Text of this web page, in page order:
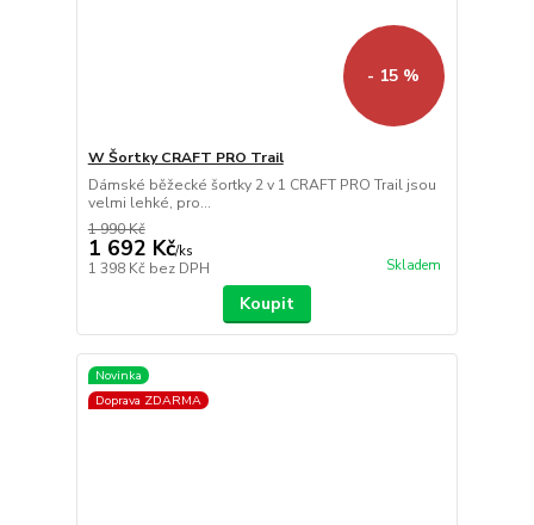
- 15 %
W Šortky CRAFT PRO Trail
Dámské běžecké šortky 2 v 1 CRAFT PRO Trail jsou
velmi lehké, pro...
1 990 Kč
1 692 Kč/ks
1 398 Kč bez DPH Skladem
Koupit
Novinka
Doprava ZDARMA